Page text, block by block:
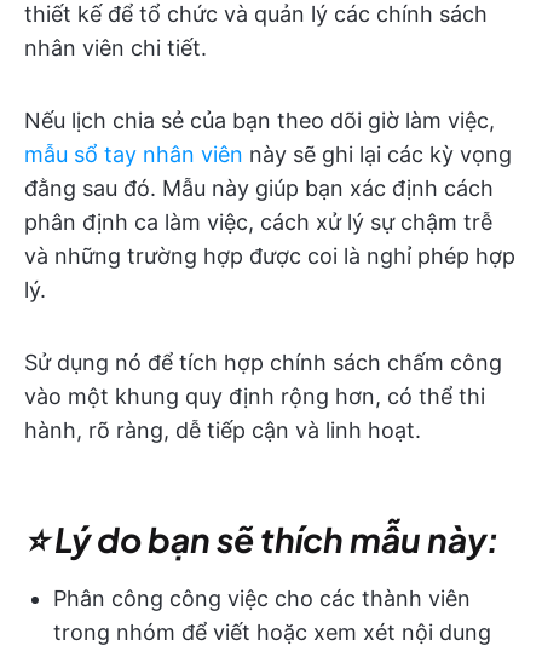
thiết kế để tổ chức và quản lý các chính sách
nhân viên chi tiết.
Nếu lịch chia sẻ của bạn theo dõi giờ làm việc,
mẫu sổ tay nhân viên này sẽ ghi lại các kỳ vọng
đằng sau đó. Mẫu này giúp bạn xác định cách
phân định ca làm việc, cách xử lý sự chậm trễ
và những trường hợp được coi là nghỉ phép hợp
lý.
Sử dụng nó để tích hợp chính sách chấm công
vào một khung quy định rộng hơn, có thể thi
hành, rõ ràng, dễ tiếp cận và linh hoạt.
⭐ Lý do bạn sẽ thích mẫu này:
Phân công công việc cho các thành viên
trong nhóm để viết hoặc xem xét nội dung